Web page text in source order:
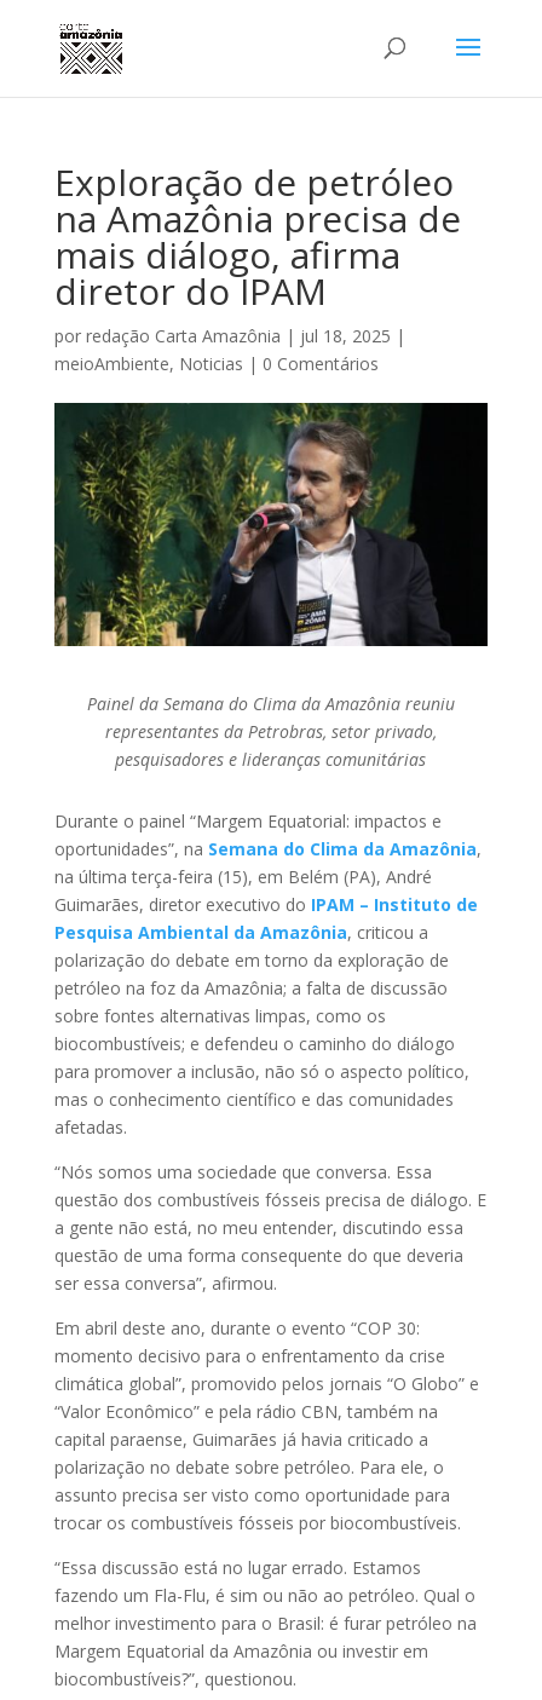
Exploração de petróleo
na Amazônia precisa de
mais diálogo, afirma
diretor do IPAM
por redação Carta Amazônia | jul 18, 2025 |
meioAmbiente, Noticias | 0 Comentários
Painel da Semana do Clima da Amazônia reuniu
representantes da Petrobras, setor privado,
pesquisadores e lideranças comunitárias
Durante o painel “Margem Equatorial: impactos e
oportunidades”, na Semana do Clima da Amazônia,
na última terça-feira (15), em Belém (PA), André
Guimarães, diretor executivo do IPAM – Instituto de
Pesquisa Ambiental da Amazônia, criticou a
polarização do debate em torno da exploração de
petróleo na foz da Amazônia; a falta de discussão
sobre fontes alternativas limpas, como os
biocombustíveis; e defendeu o caminho do diálogo
para promover a inclusão, não só o aspecto político,
mas o conhecimento científico e das comunidades
afetadas.
“Nós somos uma sociedade que conversa. Essa
questão dos combustíveis fósseis precisa de diálogo. E
a gente não está, no meu entender, discutindo essa
questão de uma forma consequente do que deveria
ser essa conversa”, afirmou.
Em abril deste ano, durante o evento “COP 30:
momento decisivo para o enfrentamento da crise
climática global”, promovido pelos jornais “O Globo” e
“Valor Econômico” e pela rádio CBN, também na
capital paraense, Guimarães já havia criticado a
polarização no debate sobre petróleo. Para ele, o
assunto precisa ser visto como oportunidade para
trocar os combustíveis fósseis por biocombustíveis.
“Essa discussão está no lugar errado. Estamos
fazendo um Fla-Flu, é sim ou não ao petróleo. Qual o
melhor investimento para o Brasil: é furar petróleo na
Margem Equatorial da Amazônia ou investir em
biocombustíveis?”, questionou.